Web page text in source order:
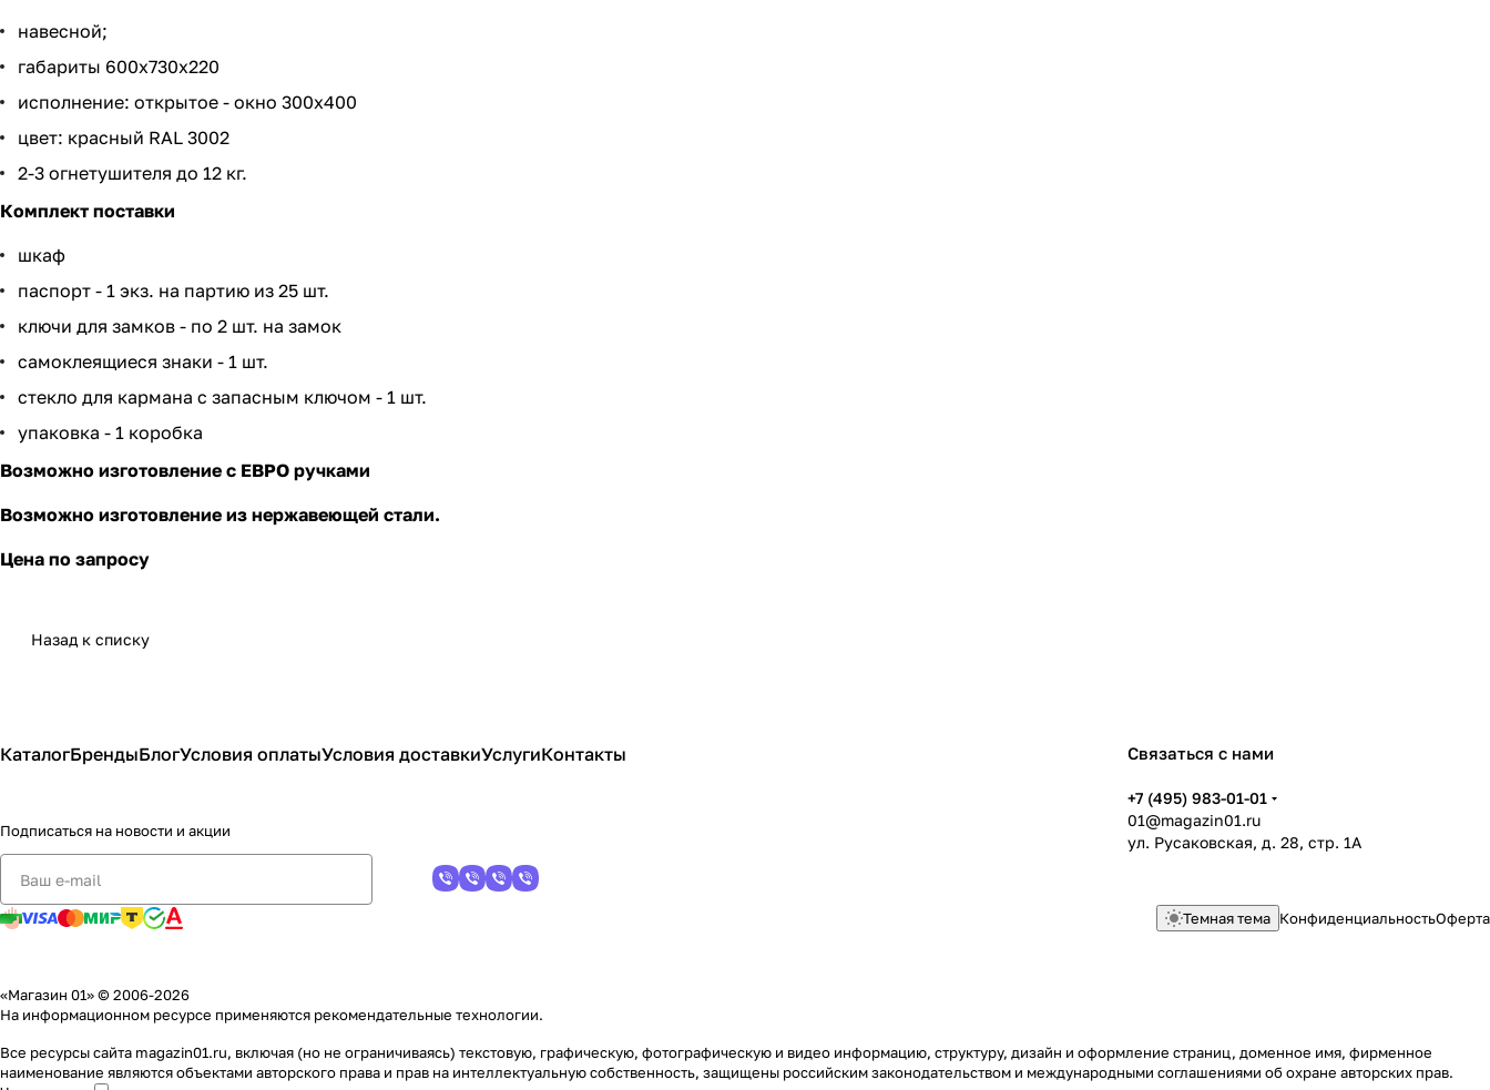
навесной;
габариты 600х730х220
исполнение: открытое - окно 300х400
цвет: красный RAL 3002
2-3 огнетушителя до 12 кг.
Комплект поставки
шкаф
паспорт - 1 экз. на партию из 25 шт.
ключи для замков - по 2 шт. на замок
самоклеящиеся знаки - 1 шт.
стекло для кармана с запасным ключом - 1 шт.
упаковка - 1 коробка
Возможно изготовление с ЕВРО ручками
Возможно изготовление из нержавеющей стали.
Цена по запросу
Назад к списку
КаталогБрендыБлогУсловия оплатыУсловия доставкиУслугиКонтакты
Подписаться на новости и акции
Связаться с нами
+7 (495) 983-01-01
01@magazin01.ru
ул. Русаковская, д. 28, стр. 1А
Темная тема КонфиденциальностьОферта
«Магазин 01» © 2006-2026
На информационном ресурсе применяются рекомендательные технологии.
Все ресурсы сайта magazin01.ru, включая (но не ограничиваясь) текстовую, графическую, фотографическую и видео информацию, структуру, дизайн и оформление страниц, доменное имя, фирменное
наименование являются объектами авторского права и прав на интеллектуальную собственность, защищены российским законодательством и международными соглашениями об охране авторских прав.